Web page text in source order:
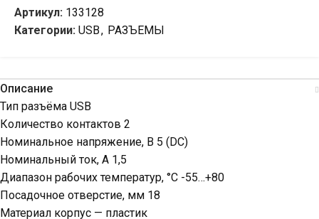
Артикул: 133128
Категории: USB, РАЗЪЕМЫ
Описание
Тип разъёма USB
Количество контактов 2
Номинальное напряжение, В 5 (DC)
Номинальный ток, А 1,5
Диапазон рабочих температур, °C -55…+80
Посадочное отверстие, мм 18
Материал корпус — пластик